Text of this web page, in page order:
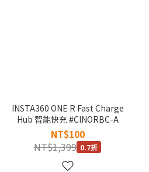
INSTA360 ONE R Fast Charge
Hub 智能快充 #CINORBC-A
NT$100
NT$1,399 0.7折